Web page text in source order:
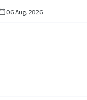
06 Aug, 2026